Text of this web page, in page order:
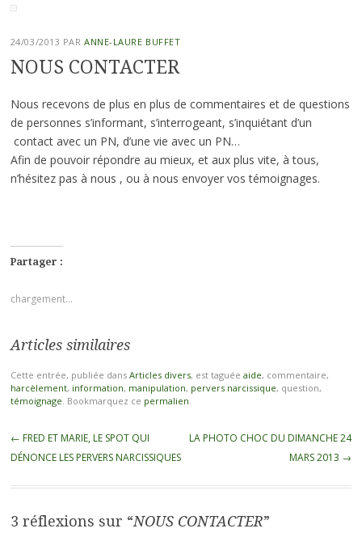
24/03/2013 PARANNE-LAURE BUFFET
NOUS CONTACTER
Nous recevons de plus en plus de commentaires et de questions
de personnes s’informant, s’interrogeant, s’inquiétant d’un
contact avec un PN, d’une vie avec un PN…
Afin de pouvoir répondre au mieux, et aux plus vite, à tous,
n’hésitez pas à nous , ou à nous envoyer vos témoignages.
Partager :
chargement…
Articles similaires
Cette entrée, publiée dans Articles divers, est taguée aide, commentaire,
harcèlement, information, manipulation, pervers narcissique, question,
témoignage. Bookmarquez ce permalien.
← FRED ET MARIE, LE SPOT QUI
DÉNONCE LES PERVERS NARCISSIQUES
LA PHOTO CHOC DU DIMANCHE 24
MARS 2013 →
3 réflexions sur “NOUS CONTACTER”